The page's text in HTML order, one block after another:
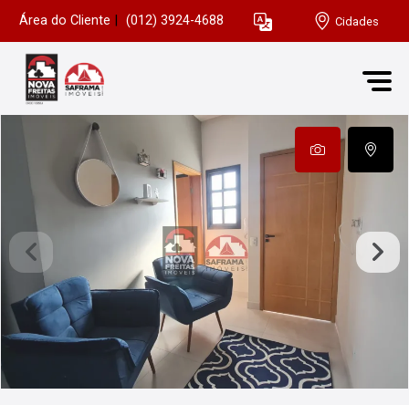
Área do Cliente (012) 3924-4688 Cidades